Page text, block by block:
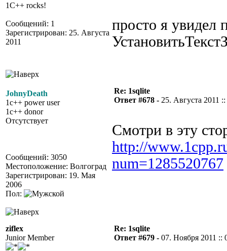
1C++ rocks!
Сообщений: 1
Зарегистрирован: 25. Августа
2011
просто я увидел
JohnyDeath
1c++ power user
1c++ donor
Отсутствует
Сообщений: 3050
Местоположение: Волгоград
Зарегистрирован: 19. Мая
2006
Пол:
Re: 1sqlite
Ответ #678 - 25. Августа 2011
Смотри в эту
http://
num=1285520767
ziflex
Junior Member
Re: 1sqlite
Ответ #679 - 07. Ноября 2011 ::